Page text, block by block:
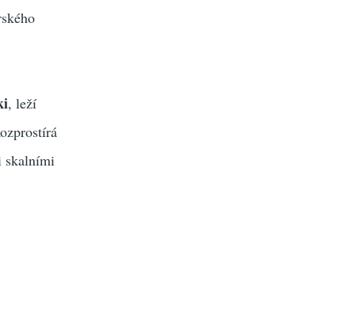
, leží
skalními